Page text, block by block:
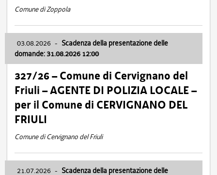
Comune di Zoppola
03.08.2026 - Scadenza della presentazione delle
domande: 31.08.2026 12:00
327/26 – Comune di Cervignano del
Friuli – AGENTE DI POLIZIA LOCALE –
per il Comune di CERVIGNANO DEL
FRIULI
Comune di Cervignano del Friuli
21.07.2026 - Scadenza della presentazione delle